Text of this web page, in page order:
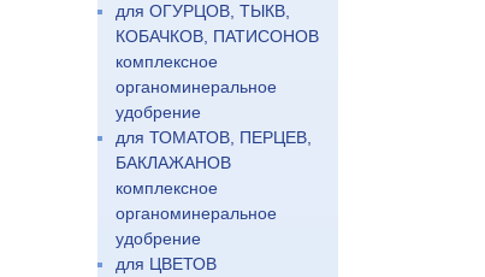
для ОГУРЦОВ, ТЫКВ,
КОБАЧКОВ, ПАТИСОНОВ
комплексное
органоминеральное
удобрение
для ТОМАТОВ, ПЕРЦЕВ,
БАКЛАЖАНОВ
комплексное
органоминеральное
удобрение
для ЦВЕТОВ